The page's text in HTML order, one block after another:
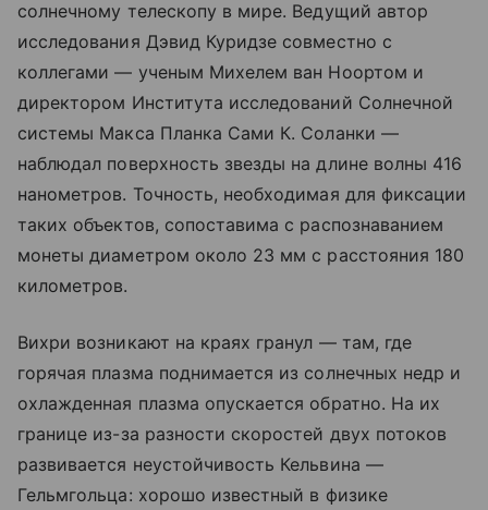
солнечному телескопу в мире. Ведущий автор
исследования Дэвид Куридзе совместно с
коллегами — ученым Михелем ван Ноортом и
директором Института исследований Солнечной
системы Макса Планка Сами К. Соланки —
наблюдал поверхность звезды на длине волны 416
нанометров. Точность, необходимая для фиксации
таких объектов, сопоставима с распознаванием
монеты диаметром около 23 мм с расстояния 180
километров.
Вихри возникают на краях гранул — там, где
горячая плазма поднимается из солнечных недр и
охлажденная плазма опускается обратно. На их
границе из-за разности скоростей двух потоков
развивается неустойчивость Кельвина —
Гельмгольца: хорошо известный в физике